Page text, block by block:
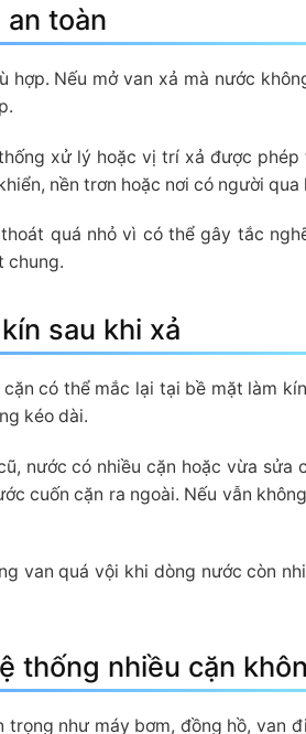
toàn
Nếu mở van xả mà nước
xử lý hoặc vị trí xả được phép
nền trơn hoặc nơi có người qua
quá nhỏ vì có thể gây tắc
chung.
sau khi xả
có thể mắc lại tại bề mặt làm
kéo dài.
nước có nhiều cặn hoặc vừa sửa
cuốn cặn ra ngoài. Nếu vẫn
van quá vội khi dòng nước còn
thống nhiều cặn
như máy bơm, đồng hồ, van